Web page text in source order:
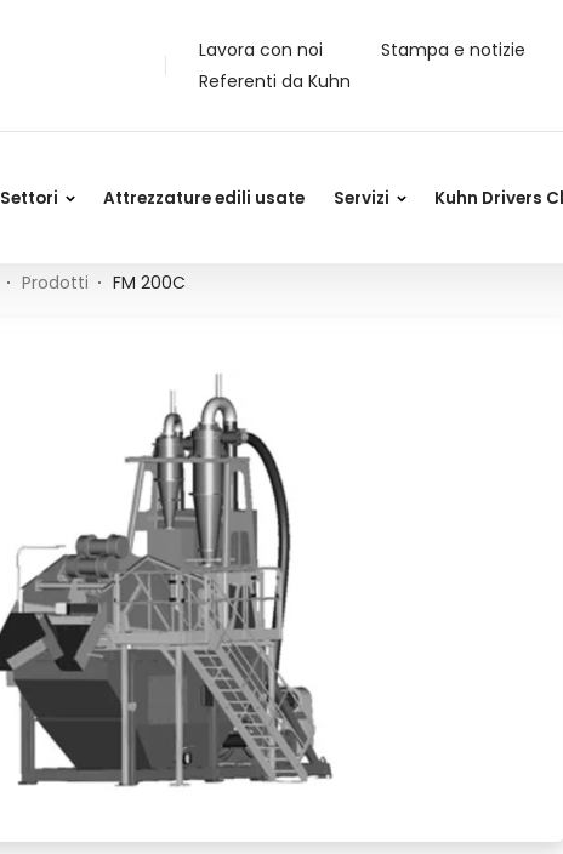
Lavora con noi Stampa e notizie
Referenti da Kuhn
Settori Attrezzature edili usate Servizi Kuhn Drivers
Prodotti FM 200C